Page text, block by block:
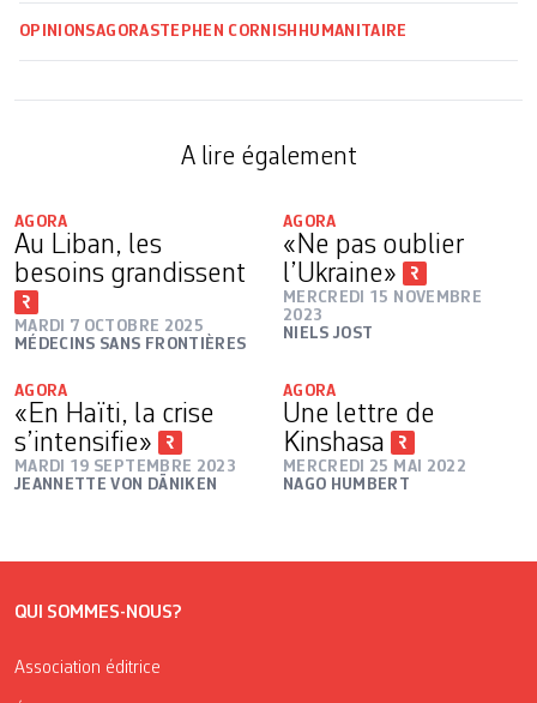
OPINIONSAGORASTEPHEN CORNISH HUMANITAIRE
A lire également
AGORA
Au Liban, les
besoins grandissent
MARDI 7 OCTOBRE 2025
MÉDECINS SANS FRONTIÈRES
AGORA
«Ne pas oublier
l’Ukraine»
MERCREDI 15 NOVEMBRE
2023
NIELS JOST
AGORA
«En Haïti, la crise
s’intensifie»
MARDI 19 SEPTEMBRE 2023
JEANNETTE VON DÄNIKEN
AGORA
Une lettre de
Kinshasa
MERCREDI 25 MAI 2022
NAGO HUMBERT
QUI SOMMES-NOUS?
Association éditrice